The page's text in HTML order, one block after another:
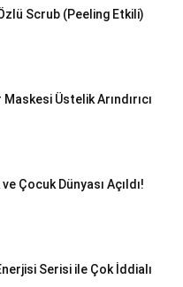
Scrub (Peeling Etkili)
Üstelik Arındırıcı
Çocuk Dünyası Açıldı!
Serisi ile Çok İddialı